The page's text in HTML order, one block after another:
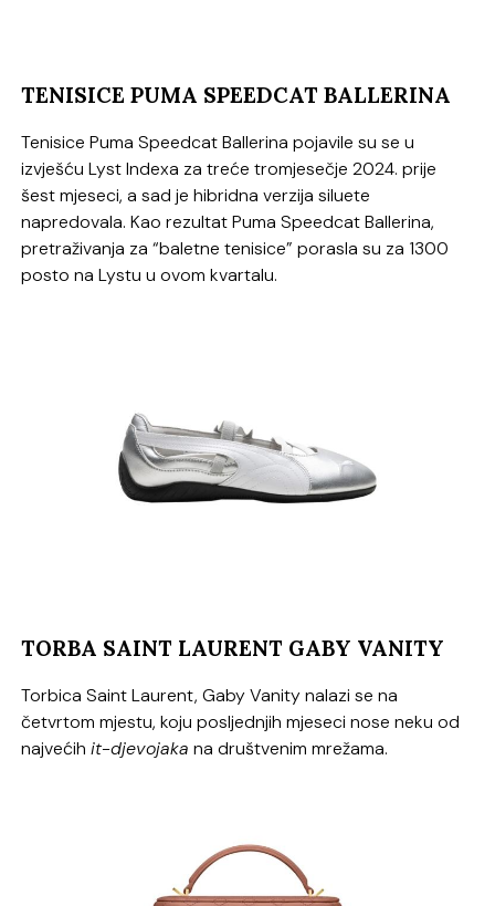
TENISICE PUMA SPEEDCAT BALLERINA
Tenisice Puma Speedcat Ballerina pojavile su se u
izvješću Lyst Indexa za treće tromjesečje 2024. prije
šest mjeseci, a sad je hibridna verzija siluete
napredovala. Kao rezultat Puma Speedcat Ballerina,
pretraživanja za “baletne tenisice” porasla su za 1300
posto na Lystu u ovom kvartalu.
TORBA SAINT LAURENT GABY VANITY
Torbica Saint Laurent, Gaby Vanity nalazi se na
četvrtom mjestu, koju posljednjih mjeseci nose neku od
najvećihit-djevojaka na društvenim mrežama.